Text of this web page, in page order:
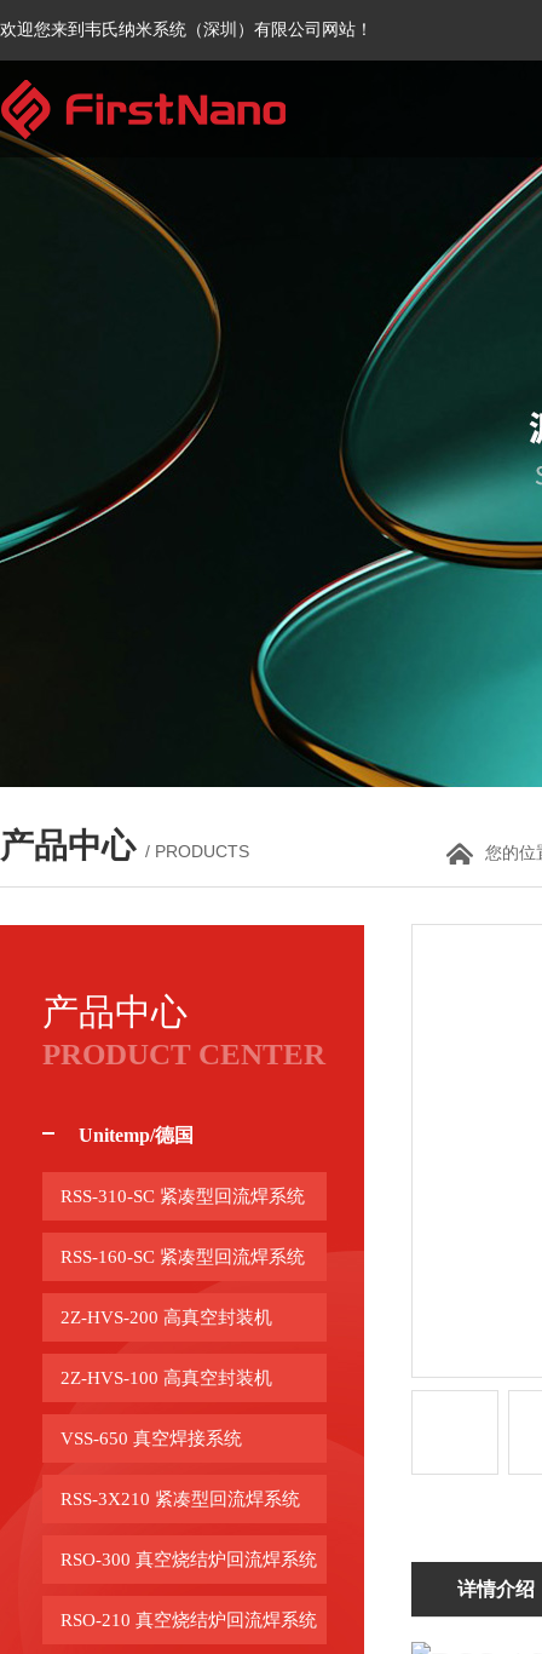
欢迎您来到韦氏纳米系统（深圳）有限公司网站！
产品中心 / PRODUCTS 您的位
产品中心
PRODUCT CENTER
Unitemp/德国
RSS-310-SC 紧凑型回流焊系统
RSS-160-SC 紧凑型回流焊系统
2Z-HVS-200 高真空封装机
2Z-HVS-100 高真空封装机
VSS-650 真空焊接系统
RSS-3X210 紧凑型回流焊系统
RSO-300 真空烧结炉回流焊系统
RSO-210 真空烧结炉回流焊系统
详情介绍